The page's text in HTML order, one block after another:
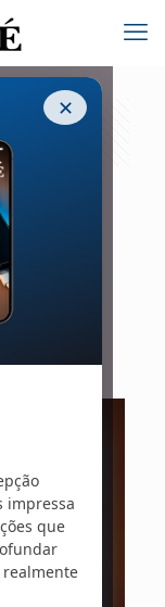
✕
impressa
que
realmente
Deus
Messenger